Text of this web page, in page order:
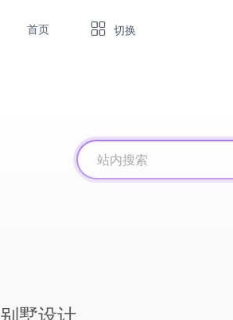
首页 切换